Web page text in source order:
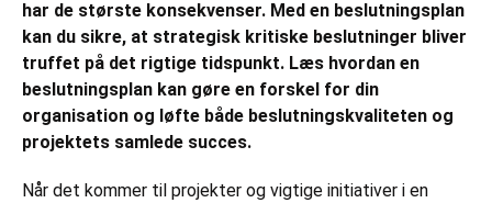
har de største konsekvenser. Med en beslutningsplan
kan du sikre, at strategisk kritiske beslutninger bliver
truffet på det rigtige tidspunkt. Læs hvordan en
beslutningsplan kan gøre en forskel for din
organisation og løfte både beslutningskvaliteten og
projektets samlede succes.
Når det kommer til projekter og vigtige initiativer i en